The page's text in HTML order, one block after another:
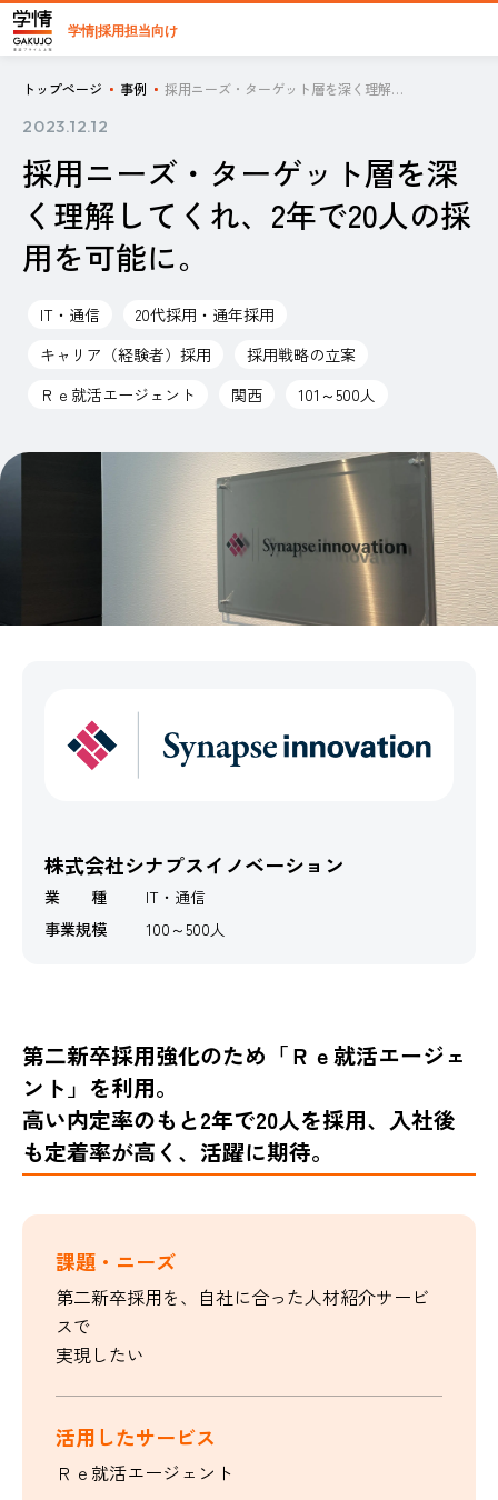
学情|採用担当向け
トップページ 事例 採用ニーズ・ターゲット層を深く理解してくれ、2年で20人の採用を可能に。
2023.12.12
採用ニーズ・ターゲット層を深
く理解してくれ、2年で20人の採
用を可能に。
IT・通信
20代採用・通年採用
キャリア（経験者）採用
採用戦略の立案
Ｒｅ就活エージェント
関西 101～500人
株式会社シナプスイノベーション
業 種
IT・通信
事業規模
100～500人
第二新卒採用強化のため「Ｒｅ就活エージェ
ント」を利用。
高い内定率のもと2年で20人を採用、入社後
も定着率が高く、活躍に期待。
課題・ニーズ
第二新卒採用を、自社に合った人材紹介サービ
スで
実現したい
活用したサービス
Ｒｅ就活エージェント